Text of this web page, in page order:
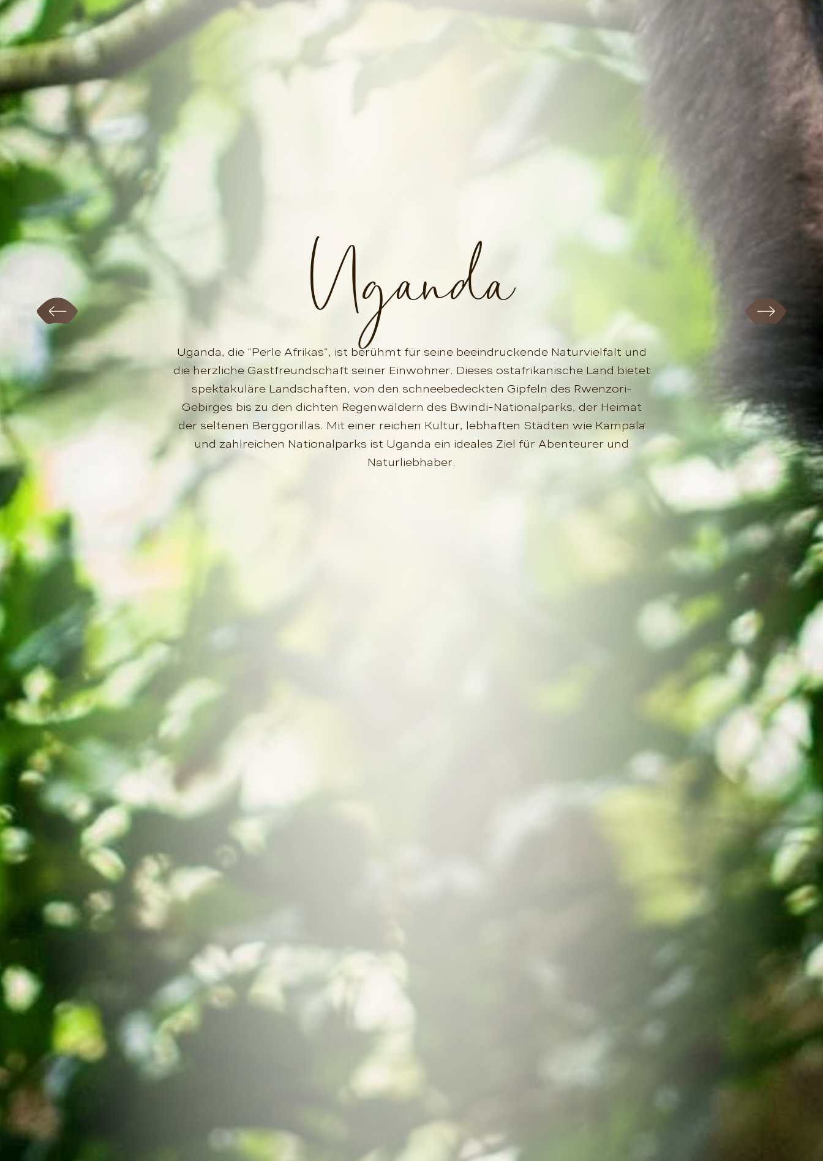
Uganda
Uganda, die "Perle Afrikas", ist berühmt für seine beeindruckende Naturvielfalt und
die herzliche Gastfreundschaft seiner Einwohner. Dieses ostafrikanische Land bietet
spektakuläre Landschaften, von den schneebedeckten Gipfeln des Rwenzori-
Gebirges bis zu den dichten Regenwäldern des Bwindi-Nationalparks, der Heimat
der seltenen Berggorillas. Mit einer reichen Kultur, lebhaften Städten wie Kampala
und zahlreichen Nationalparks ist Uganda ein ideales Ziel für Abenteurer und
Naturliebhaber.